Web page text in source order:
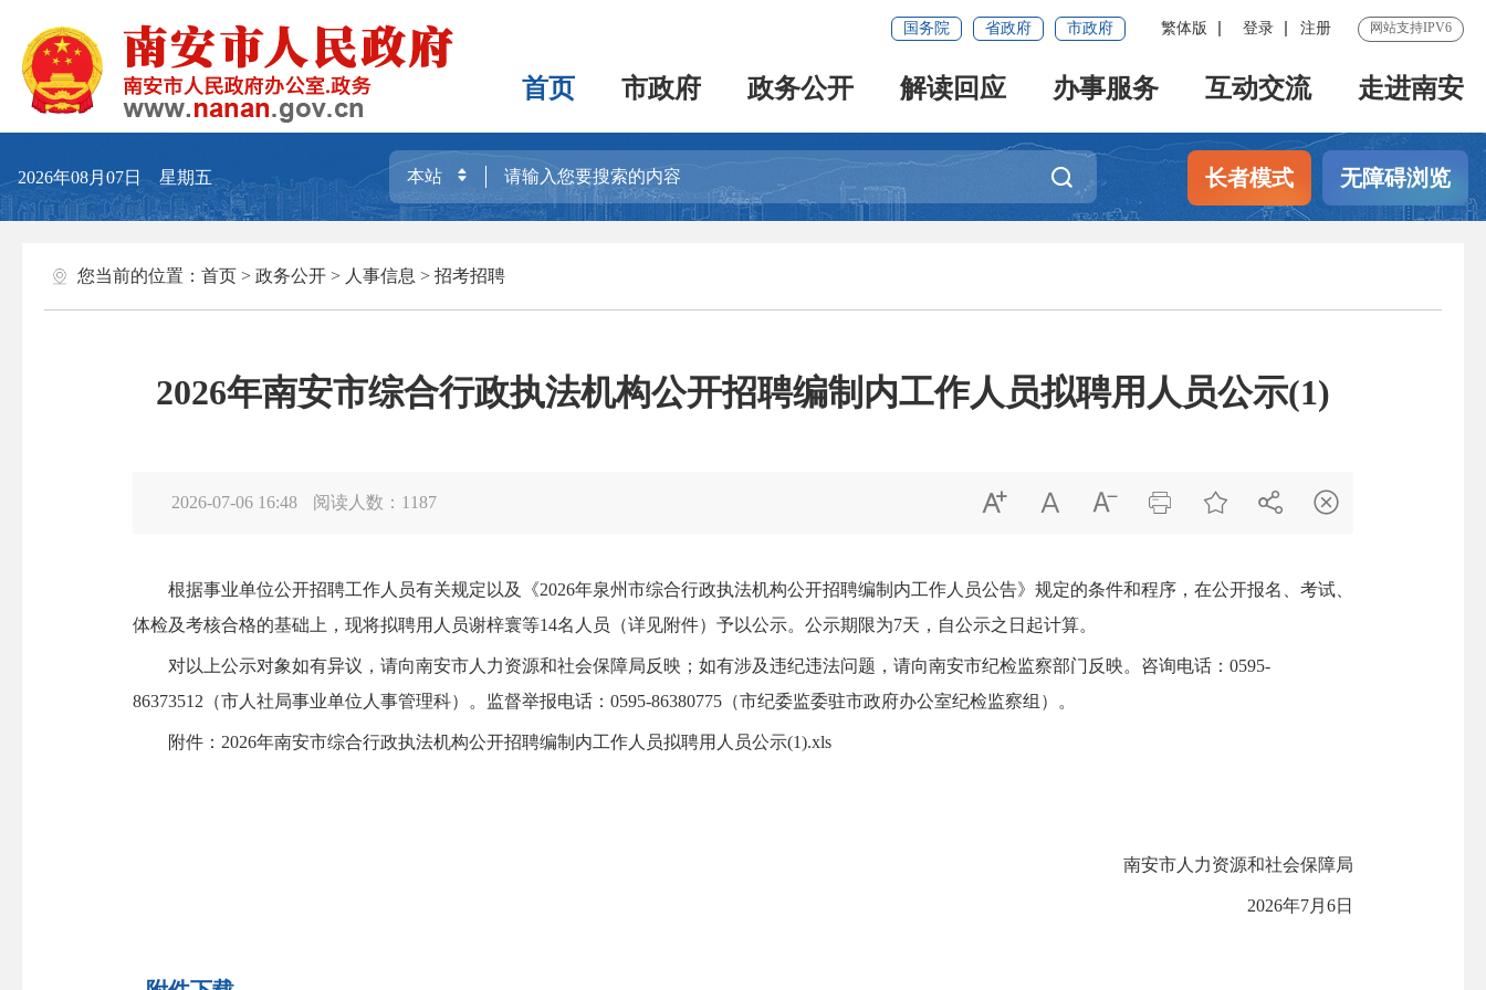
国务院 省政府 市政府 繁体版 登录 注册 网站支持IPV6
首页 市政府 政务公开 解读回应 办事服务 互动交流 走进南安
2026年08月07日 星期五 长者模式 无障碍浏览
您当前的位置： 首页 > 政务公开 > 人事信息 > 招考招聘
2026年南安市综合行政执法机构公开招聘编制内工作人员拟聘用人员公示(1)
2026-07-06 16:48 阅读人数： 1187       
根据事业单位公开招聘工作人员有关规定以及《2026年泉州市综合行政执法机构公开招聘编制内工作人员公告》规定的条件和程序，在公开报名、考试、
体检及考核合格的基础上，现将拟聘用人员谢梓寰等14名人员（详见附件）予以公示。公示期限为7天，自公示之日起计算。
对以上公示对象如有异议，请向南安市人力资源和社会保障局反映；如有涉及违纪违法问题，请向南安市纪检监察部门反映。咨询电话：0595-
86373512（市人社局事业单位人事管理科）。监督举报电话：0595-86380775（市纪委监委驻市政府办公室纪检监察组）。
附件：2026年南安市综合行政执法机构公开招聘编制内工作人员拟聘用人员公示(1).xls
南安市人力资源和社会保障局
2026年7月6日